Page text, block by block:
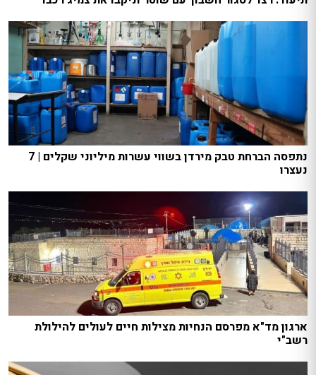
נתפסה הברחת טבק מירדן בשווי עשרות מיליוני שקלים | 7
נעצרו
ארגון מד"א מפרסם הנחיות מצילות חיים לעולים להילולת
רשב"י